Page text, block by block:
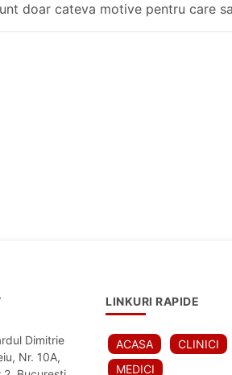
doar cateva motive pentru care
Dimitrie
Nr. 10A,
LINKURI RAPIDE
ACASA
CLINICI
MEDICI